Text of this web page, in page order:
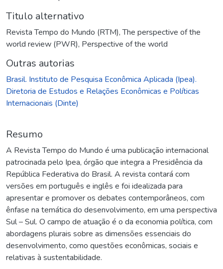
Titulo alternativo
Revista Tempo do Mundo (RTM),The perspective of the
world review (PWR), Perspective of the world
Outras autorias
Brasil. Instituto de Pesquisa Econômica Aplicada (Ipea).
Diretoria de Estudos e Relações Econômicas e Políticas
Internacionais (Dinte)
Resumo
A Revista Tempo do Mundo é uma publicação internacional
patrocinada pelo Ipea, órgão que integra a Presidência da
República Federativa do Brasil. A revista contará com
versões em português e inglês e foi idealizada para
apresentar e promover os debates contemporâneos, com
ênfase na temática do desenvolvimento, em uma perspectiva
Sul – Sul. O campo de atuação é o da economia política, com
abordagens plurais sobre as dimensões essenciais do
desenvolvimento, como questões econômicas, sociais e
relativas à sustentabilidade.